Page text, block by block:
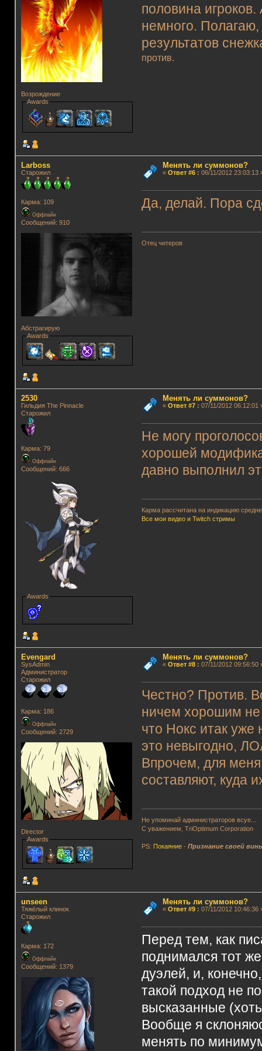
Возрождение
Awards
половина
немного. Полагаю,
результатов
против.
Lаrboss
Старожил
Карма: 109
Оффлайн
Сообщений: 910
Абстрагирую
Awards
Менять ли суммонов?
« Ответ #6: 06/11/2012 23:03:13
Да, делай. Пора
Отец читеров
2530
Гильдия The Pinnacle
Старожил
Карма: 79
Оффлайн
Сообщений: 666
Awards
Менять ли суммонов?
« Ответ #7: 07/11/2012 06:12:01
Не могу
хорошей
давно выполнил
Карма рассчитана на индикацию
Все мои видео и Twitch стримы
Evengard
SysAdmin
Администратор
Старожил
Карма: 186
Оффлайн
Сообщений: 2729
Director
Awards
Менять ли суммонов?
« Ответ #8: 07/11/2012 09:56:50
Честно? Против.
ничем хорошим не
что Нокс итак уже
это невыгодно,
Впрочем, для
составляют, куда
Не упоминай администраторов всуе...
С уважением, TriOptimum Corporation
PS: Покаяние -Признание своей
unseen
Тяжёлый клинок
Старожил
Карма: 172
Оффлайн
Сообщений: 1379
Менять ли суммонов?
« Ответ #9: 07/11/2012 10:46:36
Перед тем, как
поднимался тот
дуэлей, и,
такой подход не
высказанные
Вообще я
менять по